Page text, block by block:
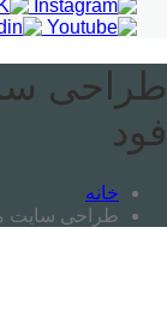
خانه
طراحی سایت